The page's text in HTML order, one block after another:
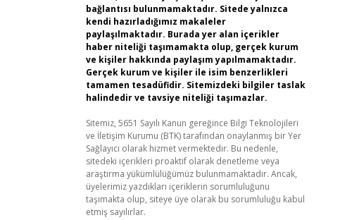
bağlantısı bulunmamaktadır. Sitede yalnızca
kendi hazırladığımız makaleler
paylaşılmaktadır. Burada yer alan içerikler
haber niteliği taşımamakta olup, gerçek kurum
ve kişiler hakkında paylaşım yapılmamaktadır.
Gerçek kurum ve kişiler ile isim benzerlikleri
tamamen tesadüfidir. Sitemizdeki bilgiler taslak
halindedir ve tavsiye niteliği taşımazlar.
Sitemiz, 5651 Sayılı Kanun gereğince Bilgi Teknolojileri
ve İletişim Kurumu (BTK) tarafından onaylanmış bir Yer
Sağlayıcı olarak hizmet vermektedir. Bu nedenle,
sitedeki içerikleri proaktif olarak denetleme veya
araştırma yükümlülüğümüz bulunmamaktadır. Ancak,
üyelerimiz yazdıkları içeriklerin sorumluluğunu
taşımakta olup, siteye üye olarak bu sorumluluğu kabul
etmiş sayılırlar.